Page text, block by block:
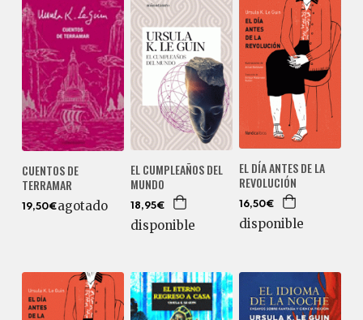
CUENTOS DE
TERRAMAR
19,50€agotado
EL CUMPLEAÑOS DEL
MUNDO
18,95€
disponible
EL DÍA ANTES DE LA
REVOLUCIÓN
16,50€
disponible